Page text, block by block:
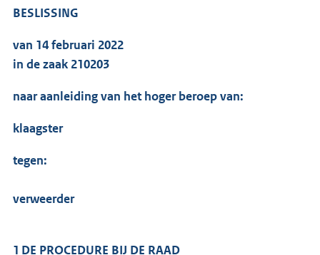
BESLISSING
van 14 februari 2022
in de zaak 210203
naar aanleiding van het hoger beroep van:
klaagster
tegen:
verweerder
1 DE PROCEDURE BIJ DE RAAD